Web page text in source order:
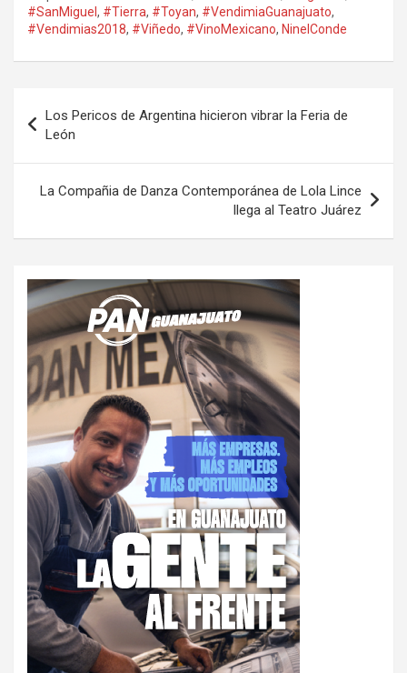
#SanMiguel , #Tierra, #Toyan, #VendimiaGuanajuato,
#Vendimias2018, #Viñedo, #VinoMexicano, NinelConde
de
entradas
Los Pericos de Argentina hicieron vibrar la Feria de
León
La Compañia de Danza Contemporánea de Lola Lince
llega al Teatro Juárez